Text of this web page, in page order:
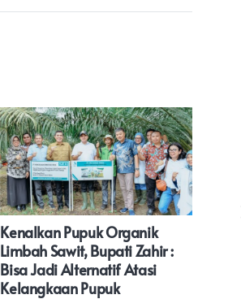
Kenalkan Pupuk Organik
Limbah Sawit, Bupati Zahir :
Bisa Jadi Alternatif Atasi
Kelangkaan Pupuk